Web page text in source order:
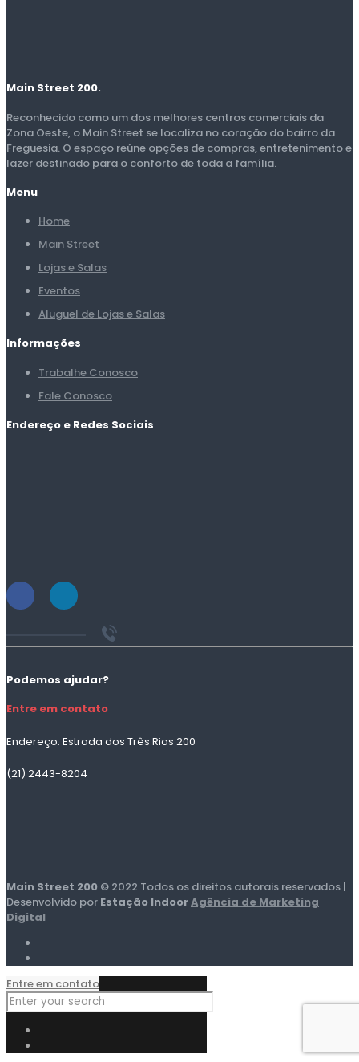
Main Street 200.
Reconhecido como um dos melhores centros comerciais da
Zona Oeste, o Main Street se localiza no coração do bairro da
Freguesia. O espaço reúne opções de compras, entretenimento e
lazer destinado para o conforto de toda a família.
Menu
Home
Main Street
Lojas e Salas
Eventos
Aluguel de Lojas e Salas
Informações
Trabalhe Conosco
Fale Conosco
Endereço e Redes Sociais
Podemos ajudar?
Entre em contato
Endereço: Estrada dos Três Rios 200
(21) 2443-8204
Main Street 200 © 2022 Todos os direitos autorais reservados |
Desenvolvido por Estação IndoorAgência de Marketing
Digital
Entre em contato